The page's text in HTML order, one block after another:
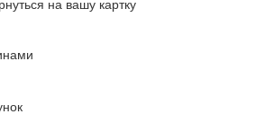
на вашу картку